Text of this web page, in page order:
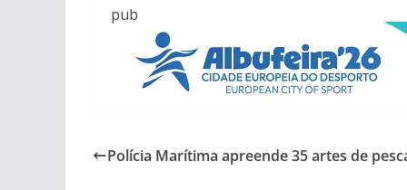
pub
Polícia Marítima apreende 35 artes de